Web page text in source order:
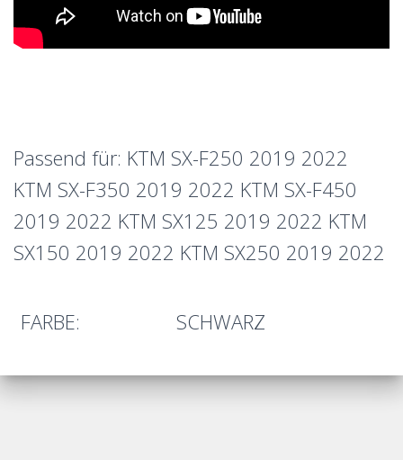
Passend für: KTM SX-F250 2019 2022
KTM SX-F350 2019 2022 KTM SX-F450
2019 2022 KTM SX125 2019 2022 KTM
SX150 2019 2022 KTM SX250 2019 2022
FARBE: SCHWARZ